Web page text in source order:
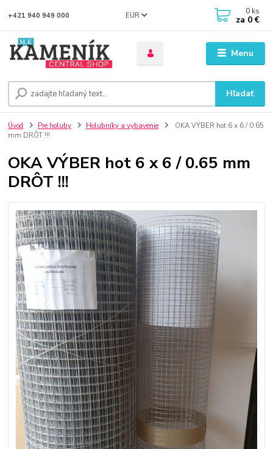
Menu
EUR
Hľadať
+421 940 949 000 0 ks
za 0 €
Úvod Pre holuby Holubníky a vybavenie
OKA VÝBER hot 6 x 6 / 0.65
mm DRÔT !!!
OKA VÝBER hot 6 x 6 / 0.65 mm
DRÔT !!!